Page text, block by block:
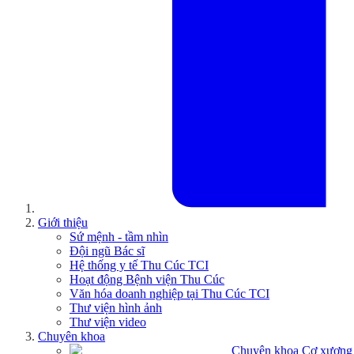
Giới thiệu
Sứ mệnh - tầm nhìn
Đội ngũ Bác sĩ
Hệ thống y tế Thu Cúc TCI
Hoạt động Bệnh viện Thu Cúc
Văn hóa doanh nghiệp tại Thu Cúc TCI
Thư viện hình ảnh
Thư viện video
Chuyên khoa
Chuyên khoa Cơ